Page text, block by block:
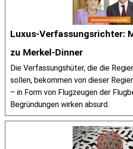
Luxus-Verfassungsrichter:
zu Merkel-Dinner
Die Verfassungshüter, die die
sollen, bekommen von dieser
– in Form von Flugzeugen der
Begründungen wirken absurd.